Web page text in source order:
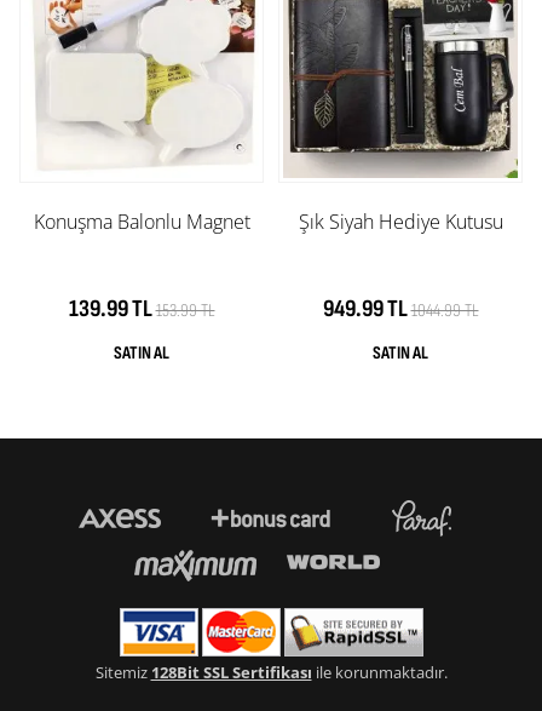
Konuşma Balonlu Magnet
139.99 TL153.99 TL
Şık Siyah Hediye Kutusu
949.99 TL1044.99 TL
Sitemiz 128Bit SSL Sertifikası ile korunmaktadır.